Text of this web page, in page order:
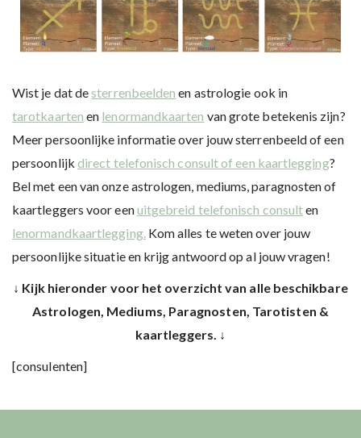
Wist je dat desterrenbeelden en astrologie ook in
tarotkaarten en lenormandkaarten van grote betekenis zijn?
Meer persoonlijke informatie over jouw sterrenbeeld of een
persoonlijk direct telefonisch consult of een kaartlegging?
Bel met een van onze astrologen, mediums, paragnosten of
kaartleggers voor eenuitgebreid telefonisch consulten
lenormandkaartlegging.Kom alles te weten over jouw
persoonlijke situatie en krijg antwoord op al jouw vragen!
↓ Kijk hieronder voor het overzicht van alle beschikbare
Astrologen, Mediums, Paragnosten, Tarotisten &
kaartleggers. ↓
[consulenten]